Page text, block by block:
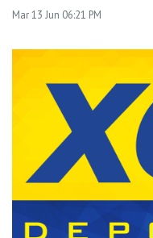
Mar 13 Jun 06:21 PM